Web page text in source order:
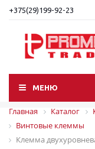
+375(29)199-92-23
МЕНЮ
Главная Каталог
Винтовые клеммы
Клемма